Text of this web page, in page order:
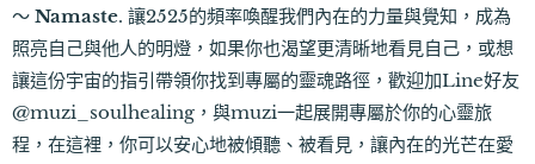
～ Namaste. 讓2525的頻率喚醒我們內在的力量與覺知，成為
照亮自己與他人的明燈，如果你也渴望更清晰地看見自己，或想
讓這份宇宙的指引帶領你找到專屬的靈魂路徑，歡迎加Line好友
@muzi_soulhealing，與muzi一起展開專屬於你的心靈旅
程，在這裡，你可以安心地被傾聽、被看見，讓內在的光芒在愛